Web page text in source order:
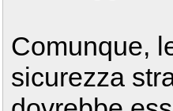
Comunque,
sicurezza